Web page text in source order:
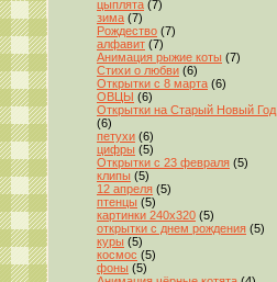
цыплята (7)
зима (7)
Рождество (7)
алфавит (7)
Анимация рыжие коты (7)
Стихи о любви (6)
Открытки с 8 марта (6)
ОВЦЫ (6)
Открытки на Старый Новый Год
(6)
петухи (6)
цифры (5)
Открытки с 23 февраля (5)
клипы (5)
12 апреля (5)
птенцы (5)
картинки 240x320 (5)
открытки с днем рождения (5)
куры (5)
космос (5)
фоны (5)